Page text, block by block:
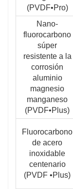
(PVDF•Pro)
Nano-
fluorocarbono
súper
resistente a la
corrosión
aluminio
magnesio
manganeso
(PVDF•Plus)
Fluorocarbono
de acero
inoxidable
centenario
(PVDF •Plus)